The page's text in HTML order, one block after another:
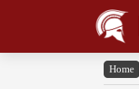
Home